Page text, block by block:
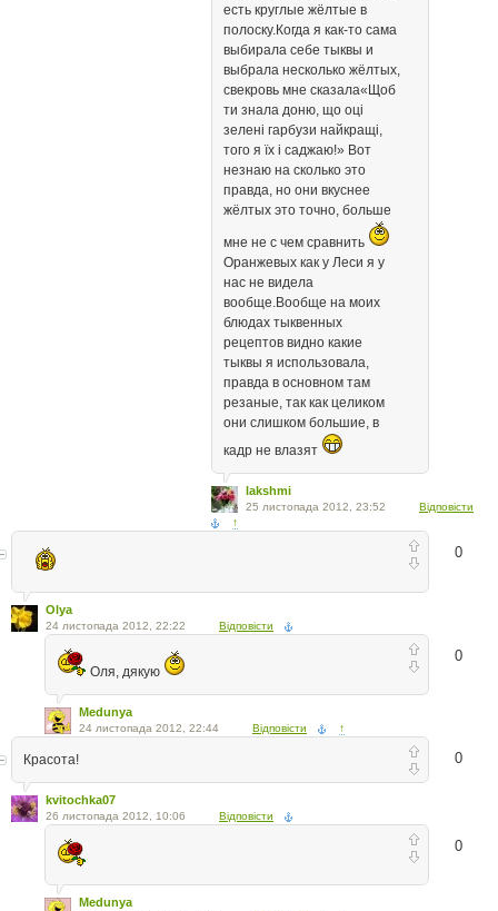
есть круглые жёлтые в
полоску.Когда я как-то сама
выбирала себе тыквы и
выбрала несколько жёлтых,
свекровь мне сказала«Щоб
ти знала доню, що оці
зелені гарбузи найкращі,
того я їх і саджаю!» Вот
незнаю на сколько это
правда, но они вкуснее
жёлтых это точно, больше
мне не с чем сравнить
Оранжевых как у Леси я у
нас не видела
вообще.Вообще на моих
блюдах тыквенных
рецептов видно какие
тыквы я использовала,
правда в основном там
резаные, так как целиком
они слишком большие, в
кадр не влазят
lakshmi
25 листопада 2012, 23:52
Відповісти
↑
0
Olya
24 листопада 2012, 22:22 Відповісти
0
Оля, дякую
Medunya
24 листопада 2012, 22:44 Відповісти ↑
0
Красота!
kvitochka07
26 листопада 2012, 10:06 Відповісти
0
Medunya